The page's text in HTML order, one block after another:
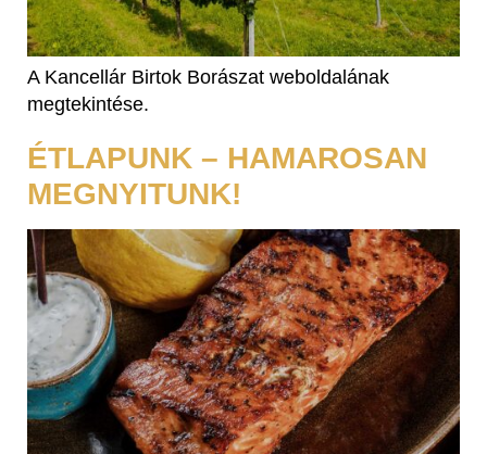
A Kancellár Birtok Borászat weboldalának
megtekintése.
ÉTLAPUNK – HAMAROSAN
MEGNYITUNK!